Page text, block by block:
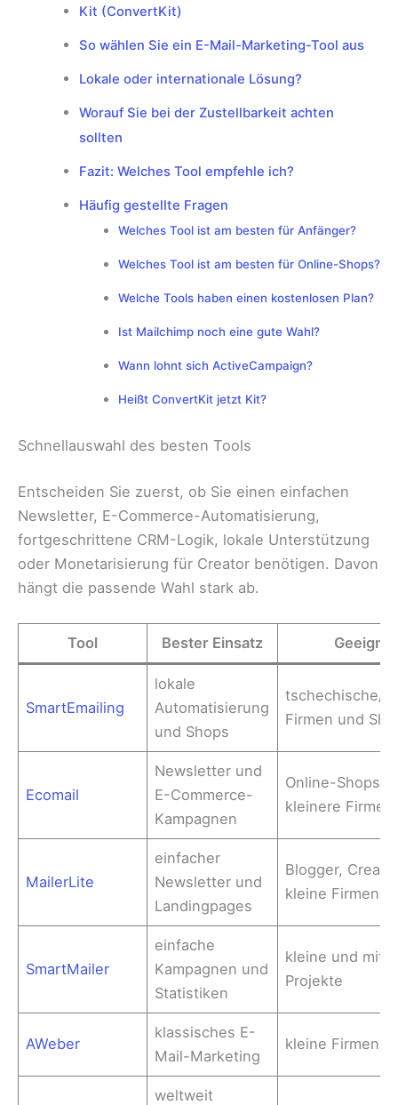
Kit (ConvertKit)
So wählen Sie ein E-Mail-Marketing-Tool aus
Lokale oder internationale Lösung?
Worauf Sie bei der Zustellbarkeit achten
sollten
Fazit: Welches Tool empfehle ich?
Häufig gestellte Fragen
Welches Tool ist am besten für Anfänger?
Welches Tool ist am besten für Online-Shops?
Welche Tools haben einen kostenlosen Plan?
Ist Mailchimp noch eine gute Wahl?
Wann lohnt sich ActiveCampaign?
Heißt ConvertKit jetzt Kit?
Schnellauswahl des besten Tools
Entscheiden Sie zuerst, ob Sie einen einfachen
Newsletter, E-Commerce-Automatisierung,
fortgeschrittene CRM-Logik, lokale Unterstützung
oder Monetarisierung für Creator benötigen. Davon
hängt die passende Wahl stark ab.
Tool Bester Einsatz
SmartEmailing
lokale
Automatisierung
und Shops
tschechische/
Firmen und
Ecomail
Newsletter und
E-Commerce-
Kampagnen
Online-Shops
kleinere Firmen
MailerLite
einfacher
Newsletter und
Landingpages
Blogger,
kleine Firmen
SmartMailer
einfache
Kampagnen und
Statistiken
kleine und
Projekte
AWeber
klassisches E-
Mail-Marketing
kleine Firmen
weltweit